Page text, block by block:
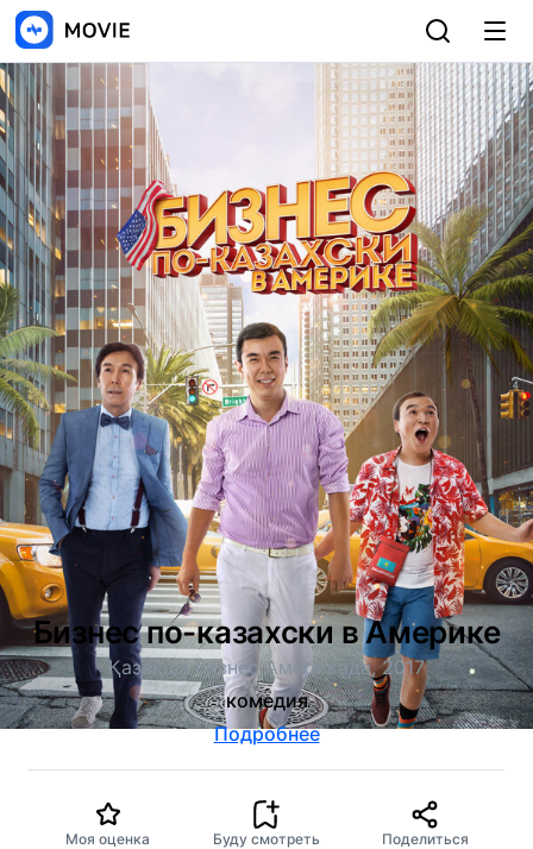
Бизнес по-казахски в Америке
Қазақша бизнес Америкада, 2017
комедия
Подробнее
Моя оценка Буду смотреть Поделиться